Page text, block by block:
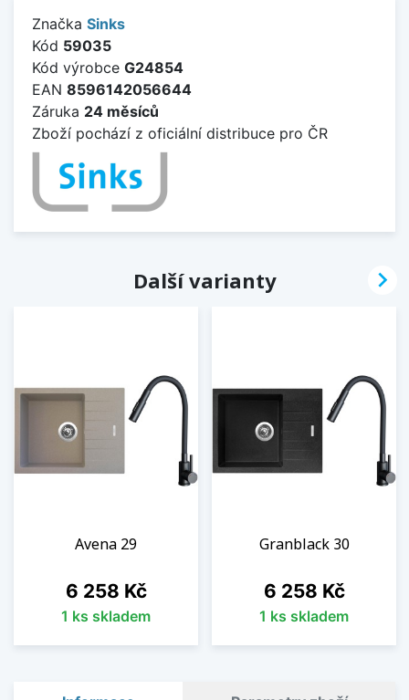
Značka Sinks
Kód 59035
Kód výrobce G24854
EAN 8596142056644
Záruka 24 měsíců
Zboží pochází z oficiální distribuce pro ČR
Další varianty
Avena 29
Cena
6 258 Kč
1 ks skladem
Granblack 30
Cena
6 258 Kč
1 ks skladem
